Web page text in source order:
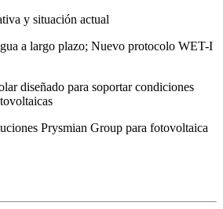
y situación actual
a largo plazo; Nuevo protocolo WET-I
diseñado para soportar condiciones
Prysmian Group para fotovoltaica